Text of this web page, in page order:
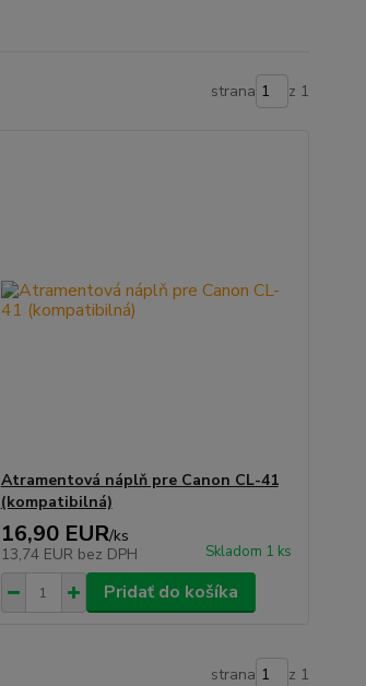
strana z 1
Atramentová náplň pre Canon CL-41
(kompatibilná)
16,90 EUR/ks
13,74 EUR bez DPH Skladom 1 ks
Pridať do košíka
strana z 1